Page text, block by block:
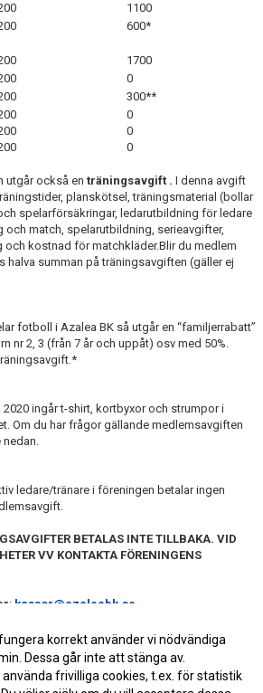
1100
600*
1700
0
300**
0
0
0
utgår också en träningsavgift . I denna avgift
planskötsel, träningsmaterial (bollar
spelarförsäkringar, ledarutbildning för ledare
och match, spelarutbildning, serieavgifter,
kostnad för matchkläder.Blir du medlem
halva summan på träningsavgiften (gäller ej
fotboll i Azalea BK så utgår en “familjerrabatt”
nr 2, 3 (från 7 år och uppåt) osv med 50%.
ingår t-shirt, kortbyxor och strumpor i
Om du har frågor gällande medlemsavgiften
nedan.
ledare/tränare i föreningen betalar ingen
BETALAS INTE TILLBAKA. VID
VV KONTAKTA FÖRENINGENS
: kassor@azaleabk.se
du har fler frågor eller funderingar!
korrekt använder vi nödvändiga
Dessa går inte att stänga av.
använda frivilliga cookies, t.ex. för statistik